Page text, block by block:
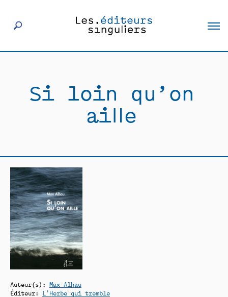
Éditeurs
Actualités
Rencontres
Si loin qu’on
aille
Auteur(s): Max Alhau
Éditeur: L'Herbe qui tremble